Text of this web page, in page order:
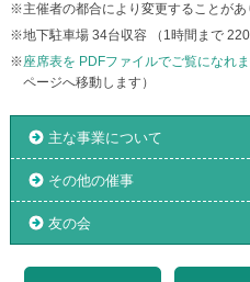
※主催者の都合により変更することがあ
※地下駐車場 34台収容 （1時間まで
※座席表を PDFファイルでご覧になれま
ページへ移動します）
主な事業について
その他の催事
友の会